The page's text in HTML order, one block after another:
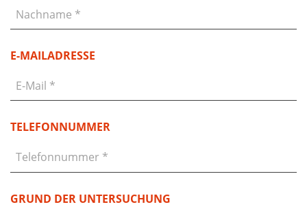
E-MAILADRESSE
TELEFONNUMMER
GRUND DER UNTERSUCHUNG